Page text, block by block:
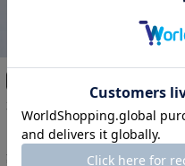
刺繍が紡ぐ、ぬくもりある丁寧な食卓
ワイルドフラワー ランチョン
マット
¥